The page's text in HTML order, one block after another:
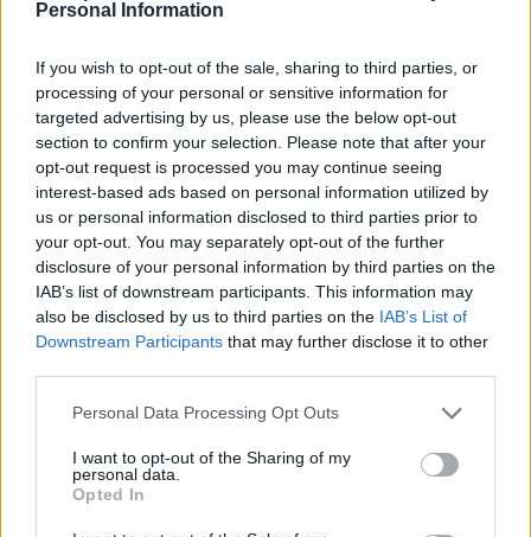
Personal Information
If you wish to opt-out of the sale, sharing to third parties, or
processing of your personal or sensitive information for
targeted advertising by us, please use the below opt-out
section to confirm your selection. Please note that after your
opt-out request is processed you may continue seeing
interest-based ads based on personal information utilized by
us or personal information disclosed to third parties prior to
your opt-out. You may separately opt-out of the further
disclosure of your personal information by third parties on the
IAB’s list of downstream participants. This information may
also be disclosed by us to third parties on the IAB’s List of
Downstream Participants that may further disclose it to other
Personal Data Processing Opt Outs
I want to opt-out of the Sharing of my
personal data.
Opted In
joita ei ikinä pystytty pelaamaan. Tämä poikkeuksellinen
tilanne johti siihen, ettäkisoja siirrettiinvuodella eteenpäin,
joten lopputurnaus olikin kesällä 2021.
Tämä on ainut kerta historian aikana, kun EM-kisoja ei ole
pystytty pelaamaan alkuperäisen suunnitelman mukaan.
Näin ollen voisi todeta, että EM-kisat järjestetään aina neljän
vuoden välein ilman mitään poikkeuksia. Ajoittain on väläytelty
sitä, että kisoja pidettäisiin useammin esimerkiksi kahden
vuoden välein, mutta toistaiseksi se ei ole millään tapaa
ajankohtainen. Tässä taustalla on taloudelliset seikat, sillä
järjestettäisiin useammin. Kuitenkin pelaajien kalenteri on jo
valmiiksi niin täynnä, että tilanne on tällä hetkellä mahdotonta.